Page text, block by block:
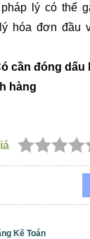
lý có thể
hóa đơn đầu
cần đóng dấu
hàng
Kế Toán